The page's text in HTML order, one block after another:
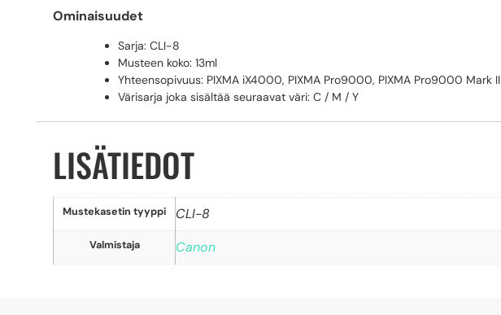
Ominaisuudet
Sarja: CLI-8
Musteen koko: 13ml
Yhteensopivuus: PIXMA iX4000, PIXMA Pro9000, PIXMA Pro9000 Mark II
Värisarja joka sisältää seuraavat väri: C / M / Y
LISÄTIEDOT
Mustekasetin tyyppi CLI-8
Valmistaja Canon